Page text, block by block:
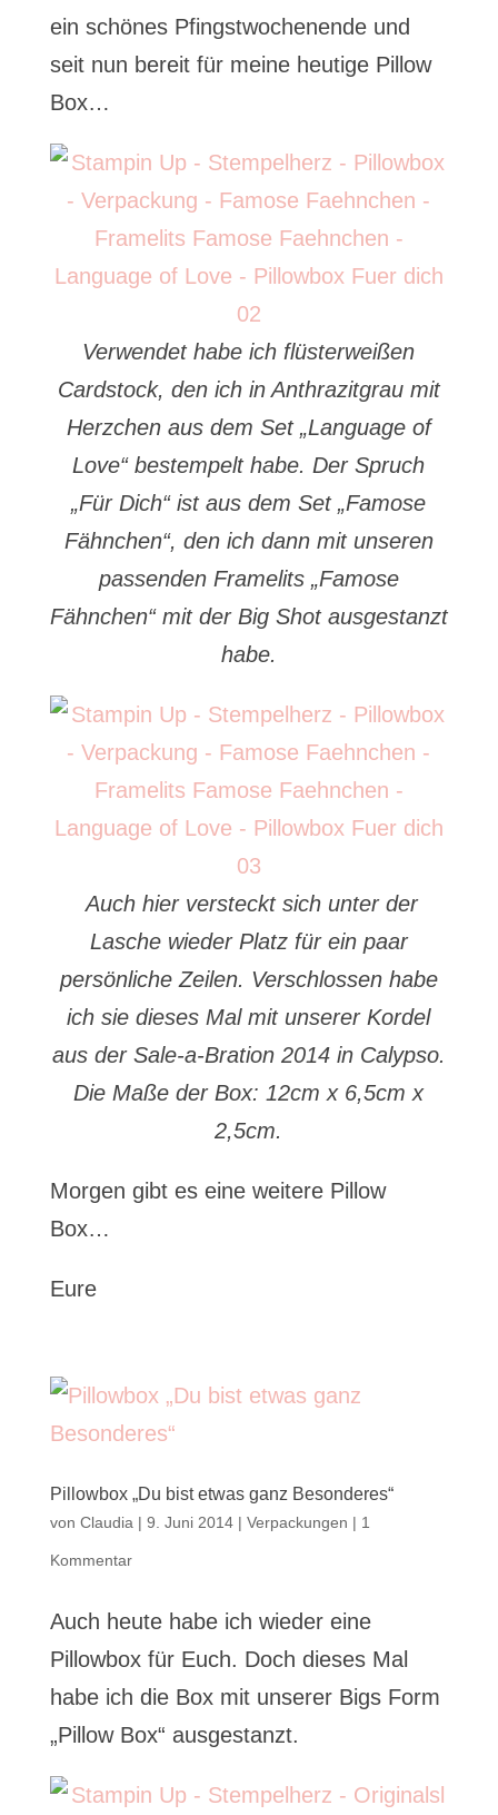
ein schönes Pfingstwochenende und
seit nun bereit für meine heutige Pillow
Box…
Verwendet habe ich flüsterweißen
Cardstock, den ich in Anthrazitgrau mit
Herzchen aus dem Set „Language of
Love“ bestempelt habe. Der Spruch
„Für Dich“ ist aus dem Set „Famose
Fähnchen“, den ich dann mit unseren
passenden Framelits „Famose
Fähnchen“ mit der Big Shot ausgestanzt
habe.
Auch hier versteckt sich unter der
Lasche wieder Platz für ein paar
persönliche Zeilen. Verschlossen habe
ich sie dieses Mal mit unserer Kordel
aus der Sale-a-Bration 2014 in Calypso.
Die Maße der Box: 12cm x 6,5cm x
2,5cm.
Morgen gibt es eine weitere Pillow
Box…
Eure
Pillowbox „Du bist etwas ganz Besonderes“
von Claudia | 9. Juni 2014| Verpackungen | 1
Kommentar
Auch heute habe ich wieder eine
Pillowbox für Euch. Doch dieses Mal
habe ich die Box mit unserer Bigs Form
„Pillow Box“ ausgestanzt.